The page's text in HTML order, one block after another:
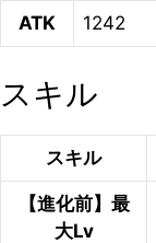
ATK 1242
スキル
スキル
【進化前】最
大Lv